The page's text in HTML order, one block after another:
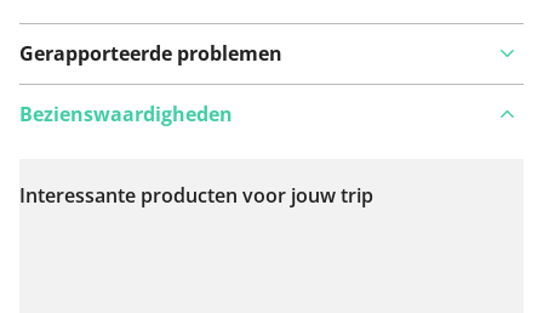
Gerapporteerde problemen
Bekijk op kaart
Bezienswaardigheden
Interessante producten voor jouw trip